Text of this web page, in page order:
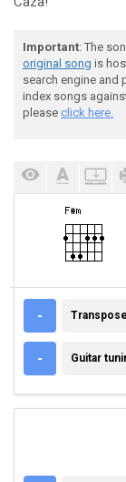
Important: The
original song is
search engine and
index songs
please click here.
-
- GUITAR
Guitar